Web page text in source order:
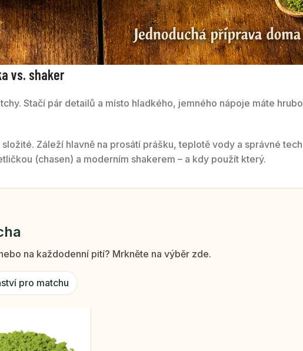
vs. shaker
Stačí pár detailů a místo hladkého, jemného nápoje máte
Záleží hlavně na prosátí prášku, teplotě vody a správné
(chasen) a moderním shakerem – a kdy použít který.
na každodenní pití? Mrkněte na výběr zde.
pro matchu